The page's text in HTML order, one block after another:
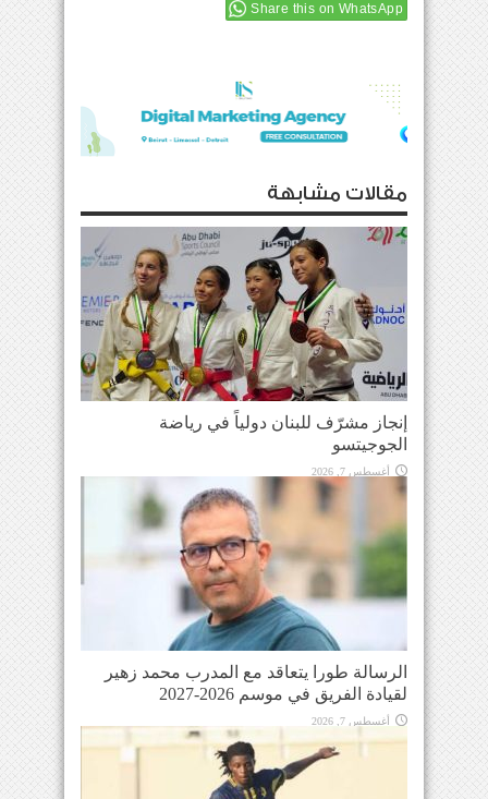
Share this on WhatsApp
مقالات مشابهة
إنجاز مشرّف للبنان دولياً في رياضة
الجوجيتسو
أغسطس 7, 2026
الرسالة طورا يتعاقد مع المدرب محمد زهير
لقيادة الفريق في موسم 2026-2027
أغسطس 7, 2026